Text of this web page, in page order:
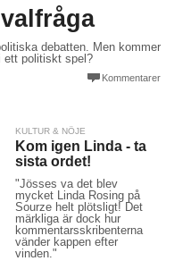
debatten. Men kommer
ett politiskt spel?
Kommentarer
KULTUR & NÖJE
Kom igen Linda - ta
sista ordet!
"Jösses va det blev
mycket Linda Rosing på
Sourze helt plötsligt! Det
märkliga är dock hur
kommentarsskribenterna
vänder kappen efter
vinden."